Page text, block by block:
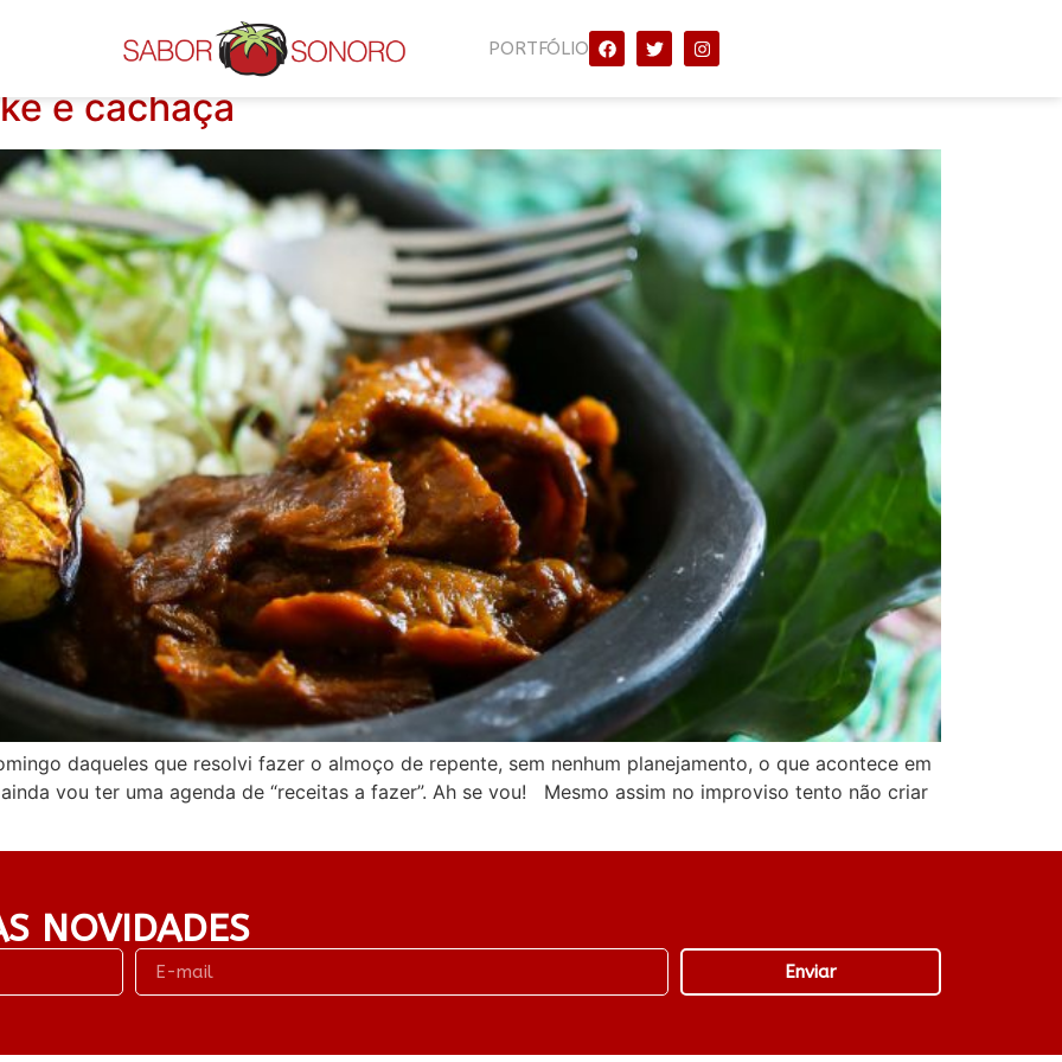
PORTFÓLIO
e cachaça
daqueles que resolvi fazer o almoço de repente, sem nenhum planejamento, o que acontece em
vou ter uma agenda de “receitas a fazer”. Ah se vou! Mesmo assim no improviso tento não criar
NOVIDADES
Enviar